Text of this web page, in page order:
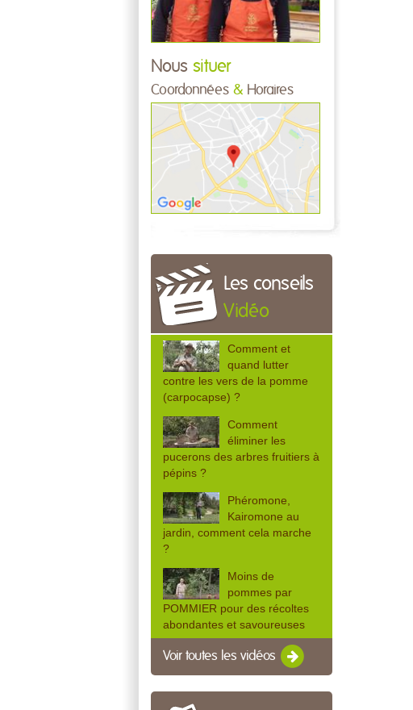
Nous situer
Coordonnées & Horaires
Les conseils
Vidéo
Comment et
quand lutter
contre les vers de la pomme
(carpocapse) ?
Comment
éliminer les
pucerons des arbres fruitiers à
pépins ?
Phéromone,
Kairomone au
jardin, comment cela marche
?
Moins de
pommes par
POMMIER pour des récoltes
abondantes et savoureuses
Voir toutes les vidéos